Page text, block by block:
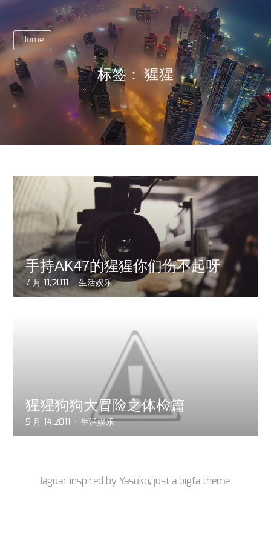
Home
标签：猩猩
手持AK47的猩猩你们伤不起呀
7 月 11,2011 生活娱乐
猩猩狗狗大冒险之体检篇
5 月 14,2011 生活娱乐
Jaguar inspired by Yasuko, just a bigfa theme.